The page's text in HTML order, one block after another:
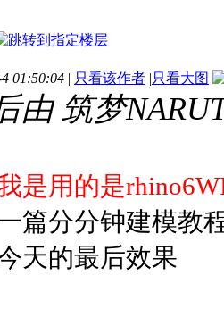
01:50:04 | 只看该作者 |只看大图
由 筑梦
是用的是
篇分分钟建模教
天的最后效果